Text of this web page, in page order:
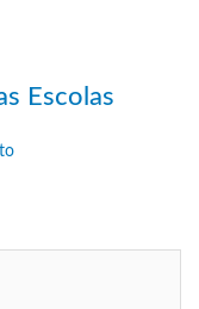
Escolas